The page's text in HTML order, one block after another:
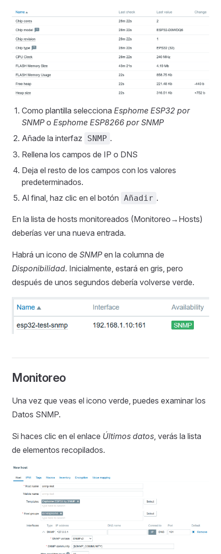
Como plantilla selecciona Esphome ESP32 por
SNMP o Esphome ESP8266 por SNMP
Añade la interfaz
SNMP .
Rellena los campos de IP o DNS
Deja el resto de los campos con los valores
predeterminados.
Al final, haz clic en el botón Añadir .
En la lista de hosts monitoreados (Monitoreo→Hosts)
deberías ver una nueva entrada.
Habrá un icono de SNMP en la columna de
Disponibilidad. Inicialmente, estará en gris, pero
después de unos segundos debería volverse verde.
Monitoreo
Una vez que veas el icono verde, puedes examinar los
Datos SNMP.
Si haces clic en el enlace Últimos datos , verás la lista
de elementos recopilados.